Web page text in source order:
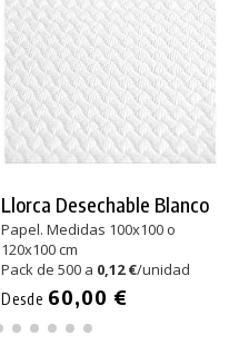
Llorca Desechable Blanco
Papel. Medidas 100x100 o
120x100 cm
Pack de 500 a 0,12 €/unidad
Desde 60,00 €